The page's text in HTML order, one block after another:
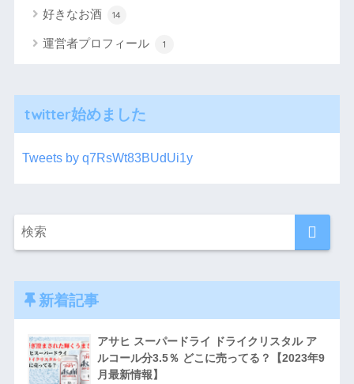
好きなお酒 14
運営者プロフィール 1
twitter始めました
Tweets by q7RsWt83BUdUi1y
新着記事
アサヒ スーパードライ ドライクリスタル ア
ルコール分3.5％ どこに売ってる？【2023年9
月最新情報】